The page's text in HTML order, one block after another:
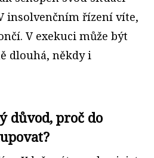
insolvenčním řízení víte,
V exekuci může být
dlouhá, někdy i
důvod, proč do